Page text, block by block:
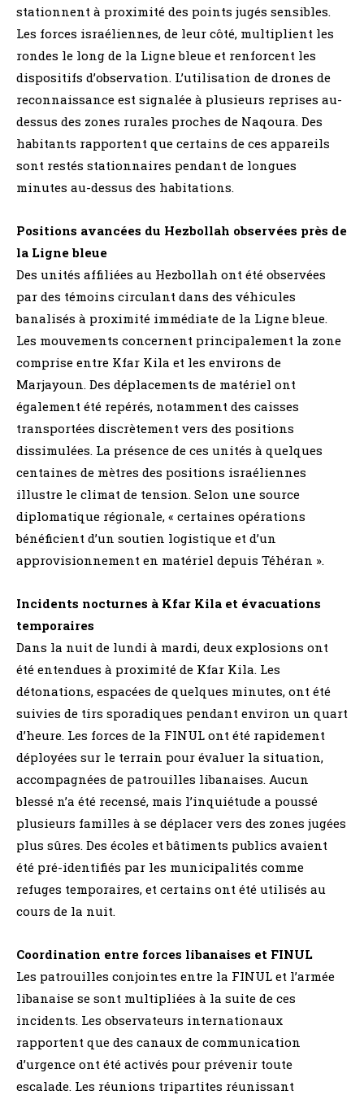
stationnent à proximité des points jugés sensibles.
Les forces israéliennes, de leur côté, multiplient les
rondes le long de la Ligne bleue et renforcent les
dispositifs d’observation. L’utilisation de drones de
reconnaissance est signalée à plusieurs reprises au-
dessus des zones rurales proches de Naqoura. Des
habitants rapportent que certains de ces appareils
sont restés stationnaires pendant de longues
minutes au-dessus des habitations.
Positions avancées du Hezbollah observées près de
la Ligne bleue
Des unités affiliées au Hezbollah ont été observées
par des témoins circulant dans des véhicules
banalisés à proximité immédiate de la Ligne bleue.
Les mouvements concernent principalement la zone
comprise entre Kfar Kila et les environs de
Marjayoun. Des déplacements de matériel ont
également été repérés, notamment des caisses
transportées discrètement vers des positions
dissimulées. La présence de ces unités à quelques
centaines de mètres des positions israéliennes
illustre le climat de tension. Selon une source
diplomatique régionale, « certaines opérations
bénéficient d’un soutien logistique et d’un
approvisionnement en matériel depuis Téhéran ».
Incidents nocturnes à Kfar Kila et évacuations
temporaires
Dans la nuit de lundi à mardi, deux explosions ont
été entendues à proximité de Kfar Kila. Les
détonations, espacées de quelques minutes, ont été
suivies de tirs sporadiques pendant environ un quart
d’heure. Les forces de la FINUL ont été rapidement
déployées sur le terrain pour évaluer la situation,
accompagnées de patrouilles libanaises. Aucun
blessé n’a été recensé, mais l’inquiétude a poussé
plusieurs familles à se déplacer vers des zones jugées
plus sûres. Des écoles et bâtiments publics avaient
été pré-identifiés par les municipalités comme
refuges temporaires, et certains ont été utilisés au
cours de la nuit.
Coordination entre forces libanaises et FINUL
Les patrouilles conjointes entre la FINUL et l’armée
libanaise se sont multipliées à la suite de ces
incidents. Les observateurs internationaux
rapportent que des canaux de communication
d’urgence ont été activés pour prévenir toute
escalade. Les réunions tripartites réunissant